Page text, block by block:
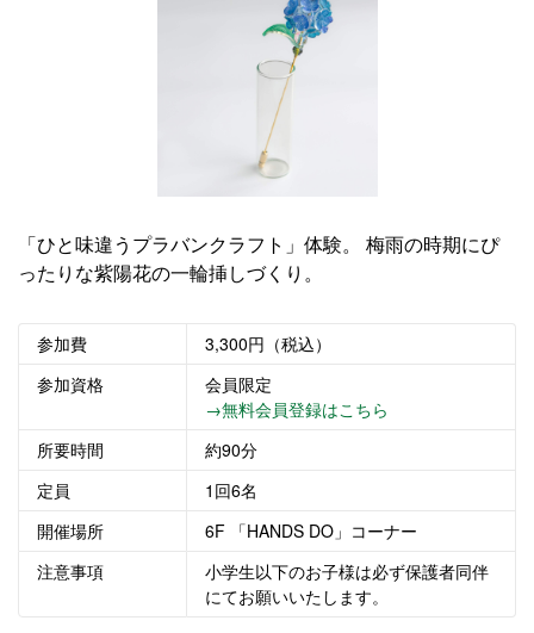
「ひと味違うプラバンクラフト」体験。 梅雨の時期にぴ
ったりな紫陽花の一輪挿しづくり。
参加費
3,300円（税込）
参加資格
会員限定
→無料会員登録はこちら
所要時間
約90分
定員
1回6名
開催場所
6F 「HANDS DO」コーナー
注意事項
小学生以下のお子様は必ず保護者同伴
にてお願いいたします。